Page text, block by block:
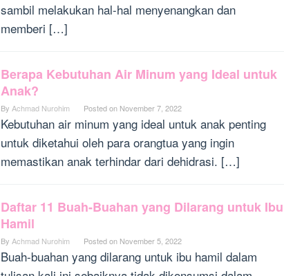
sambil melakukan hal-hal menyenangkan dan
memberi […]
Berapa Kebutuhan Air Minum yang Ideal untuk
Anak?
By Achmad Nurohim Posted on November 7, 2022
Kebutuhan air minum yang ideal untuk anak penting
untuk diketahui oleh para orangtua yang ingin
memastikan anak terhindar dari dehidrasi. […]
Daftar 11 Buah-Buahan yang Dilarang untuk Ibu
Hamil
By Achmad Nurohim Posted on November 5, 2022
Buah-buahan yang dilarang untuk ibu hamil dalam